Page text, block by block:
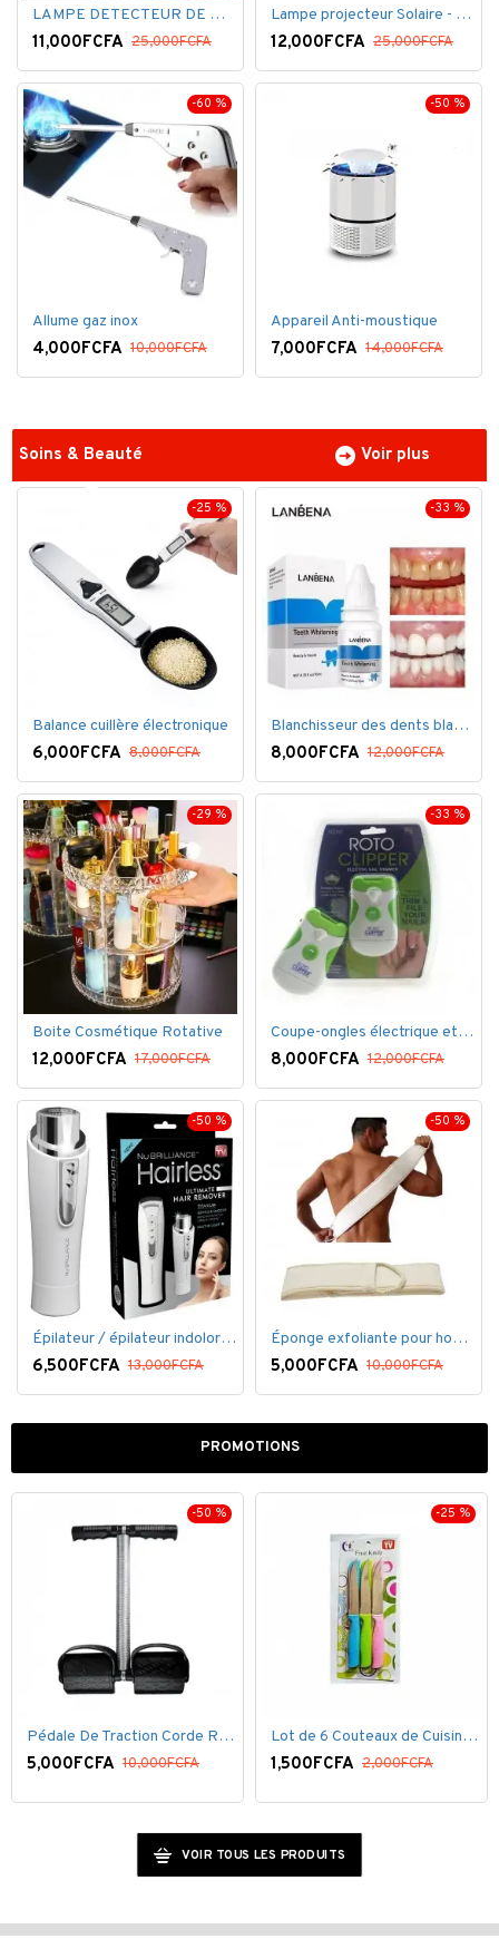
LAMPE DETECTEUR DE MOUVEMENT SOLAR SENSOR LIGHT
11,000FCFA 25,000FCFA
Lampe projecteur Solaire - Détecteur de mouvement - Intelligente 3 Face
12,000FCFA 25,000FCFA
-60 %
Allume gaz inox
4,000FCFA 10,000FCFA
-50 %
Appareil Anti-moustique
7,000FCFA 14,000FCFA
Soins & Beauté Voir plus
-25 %
Balance cuillère électronique
6,000FCFA 8,000FCFA
-33 %
Blanchisseur des dents blanc éblouissant
8,000FCFA 12,000FCFA
-29 %
Boite Cosmétique Rotative
12,000FCFA 17,000FCFA
-33 %
Coupe-ongles électrique et lime électrique
8,000FCFA 12,000FCFA
-50 %
Épilateur / épilateur indolore NuBrilliance Ultimate pour femmes
6,500FCFA 13,000FCFA
-50 %
Éponge exfoliante pour homme
5,000FCFA 10,000FCFA
PROMOTIONS
Lot de 6 Couteaux de Cuisine ( 20,5cm ) - Inox Bleu Rose VERT Fer defroisseur à vapeur
15,000FCFA 25,000FCFA
Ensemble 2
12,000FCFA
VOIR TOUS LES PRODUITS